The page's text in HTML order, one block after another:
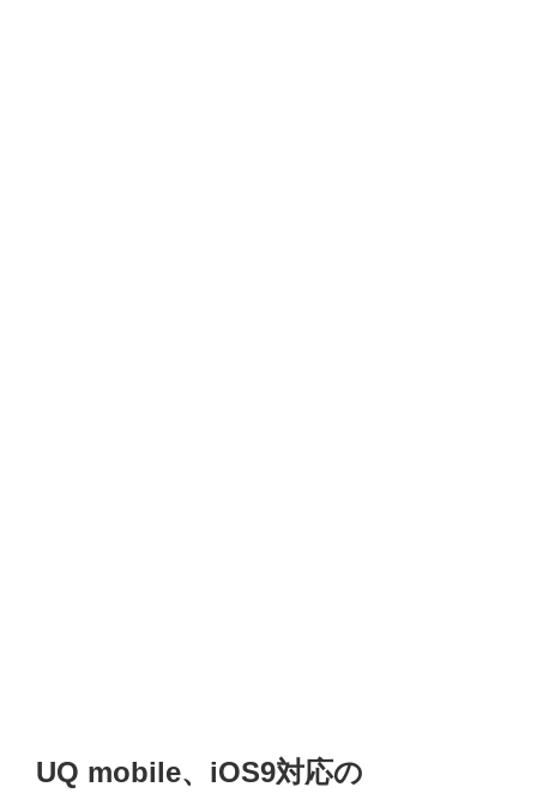
UQ mobile、iOS9対応の